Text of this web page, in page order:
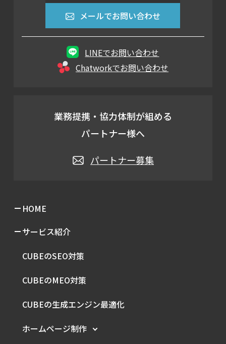
メールでお問い合わせ
LINEでお問い合わせ
Chatworkでお問い合わせ
業務提携・協力体制が組める
パートナー様へ
パートナー募集
HOME
サービス紹介
CUBEのSEO対策
CUBEのMEO対策
CUBEの生成エンジン最適化
ホームページ制作